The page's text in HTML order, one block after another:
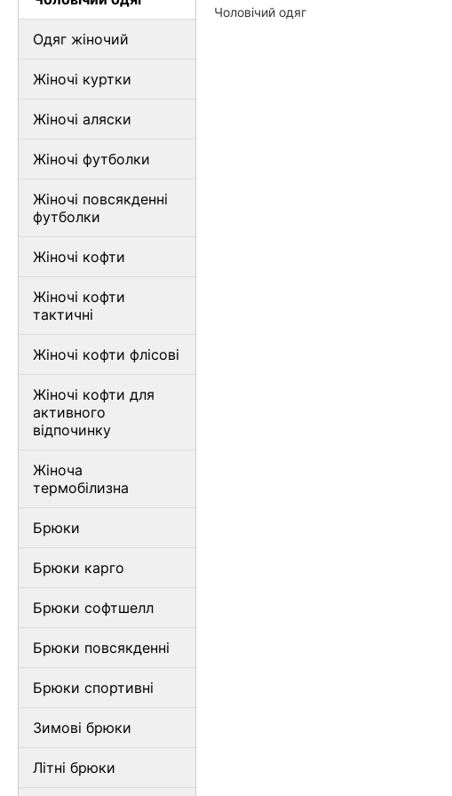
Одяг жіночий
Жіночі куртки
Жіночі аляски
Жіночі футболки
Жіночі повсякденні
футболки
Жіночі кофти
Жіночі кофти
тактичні
Жіночі кофти флісові
Жіночі кофти для
активного
відпочинку
Жіноча
термобілизна
Брюки
Брюки карго
Брюки софтшелл
Брюки повсякденні
Брюки спортивні
Зимові брюки
Літні брюки
Чоловічий одяг